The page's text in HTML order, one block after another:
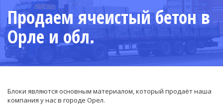
Продаем ячеистый бетон в
Орле и обл.
Блоки являются основным материалом, который продаёт наша
компания у нас в городе Орел.